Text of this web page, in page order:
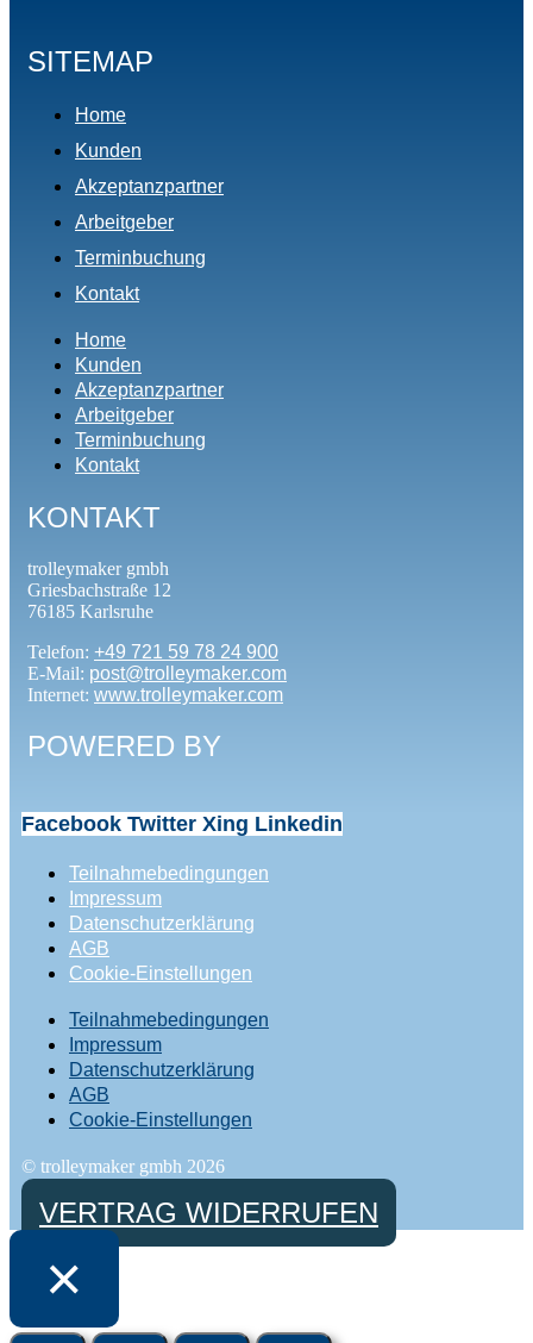
SITEMAP
Home
Kunden
Akzeptanzpartner
Arbeitgeber
Terminbuchung
Kontakt
Home
Kunden
Akzeptanzpartner
Arbeitgeber
Terminbuchung
Kontakt
KONTAKT
trolleymaker gmbh
Griesbachstraße 12
76185 Karlsruhe
Telefon: +49 721 59 78 24 900
E-Mail: post@trolleymaker.com
Internet: www.trolleymaker.com
POWERED BY
Facebook Twitter Xing Linkedin
Teilnahmebedingungen
Impressum
Datenschutzerklärung
AGB
Cookie-Einstellungen
Teilnahmebedingungen
Impressum
Datenschutzerklärung
AGB
Cookie-Einstellungen
© trolleymaker gmbh 2026
VERTRAG WIDERRUFEN
×